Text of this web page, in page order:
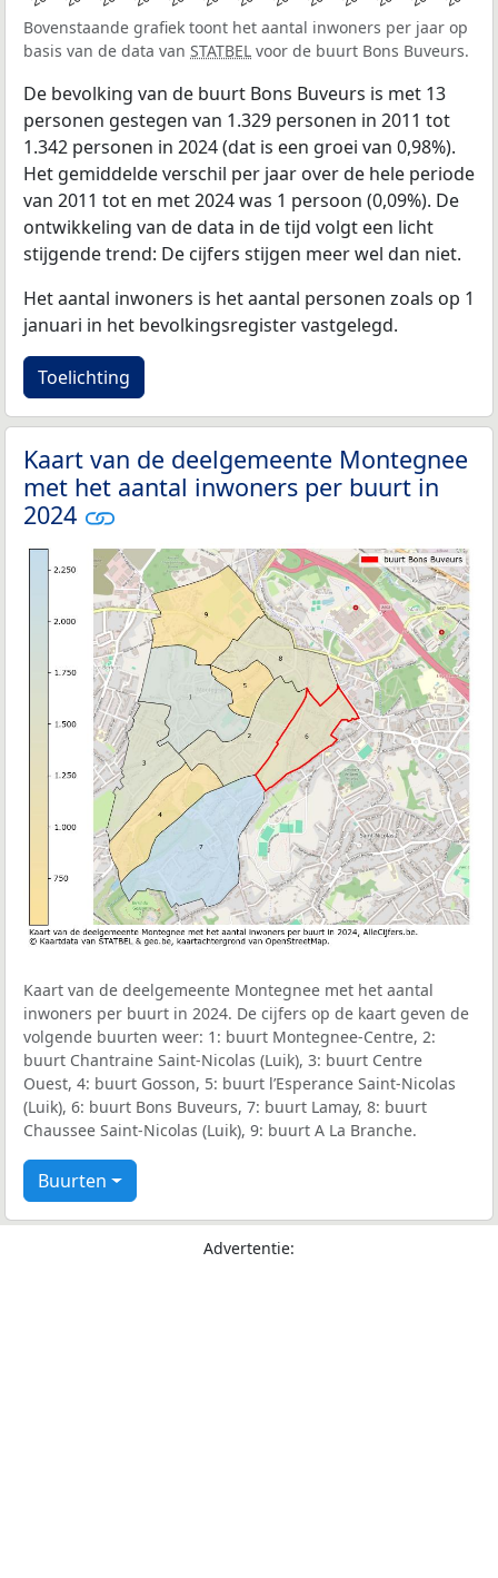
Bovenstaande grafiek toont het aantal inwoners per jaar op
basis van de data van STATBEL voor de buurt Bons Buveurs.
De bevolking van de buurt Bons Buveurs is met 13
personen gestegen van 1.329 personen in 2011 tot
1.342 personen in 2024 (dat is een groei van 0,98%).
Het gemiddelde verschil per jaar over de hele periode
van 2011 tot en met 2024 was 1 persoon (0,09%). De
ontwikkeling van de data in de tijd volgt een licht
stijgende trend: De cijfers stijgen meer wel dan niet.
Het aantal inwoners is het aantal personen zoals op 1
januari in het bevolkingsregister vastgelegd.
Toelichting
Kaart van de deelgemeente Montegnee
met het aantal inwoners per buurt in
2024
Kaart van de deelgemeente Montegnee met het aantal
inwoners per buurt in 2024. De cijfers op de kaart geven de
volgende buurten weer: 1: buurt Montegnee-Centre, 2:
buurt Chantraine Saint-Nicolas (Luik), 3: buurt Centre
Ouest, 4: buurt Gosson, 5: buurt l’Esperance Saint-Nicolas
(Luik), 6: buurt Bons Buveurs, 7: buurt Lamay, 8: buurt
Chaussee Saint-Nicolas (Luik), 9: buurt A La Branche.
Buurten
Advertentie: